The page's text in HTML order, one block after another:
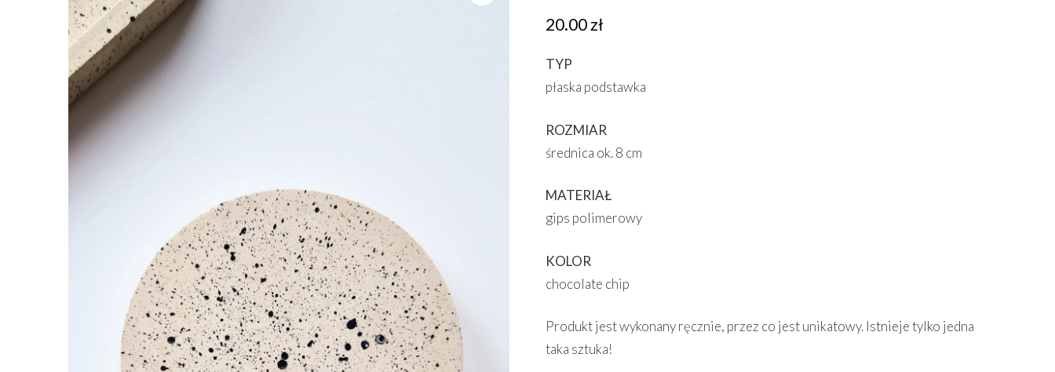
20.00 zł
TYP
płaska podstawka
ROZMIAR
średnica ok. 8 cm
MATERIAŁ
gips polimerowy
KOLOR
chocolate chip
Produkt jest wykonany ręcznie, przez co jest unikatowy. Istnieje tylko jedna
taka sztuka!